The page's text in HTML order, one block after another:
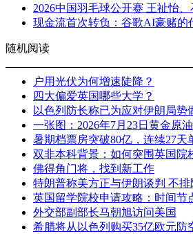
2026中国羽毛球公开赛 王祉怡
现金流首次转负：谷歌AI豪赌的
随机阅读
户用光伏为何增速陡降？
四大偏爱英国哪些大学？
以色列防长称已为应对伊朗局势
一张图：2026年7月23日黄金原
暑期档票房突破80亿，连续27天
双非本科背景：如何突围英国院
佛得角门将，找到新工作
特朗普称美方正与伊朗谈判 不
英国留学院校申请攻略：时间节
外交部副部长马朝旭访问美国
希腊将从以色列购买35亿欧元防